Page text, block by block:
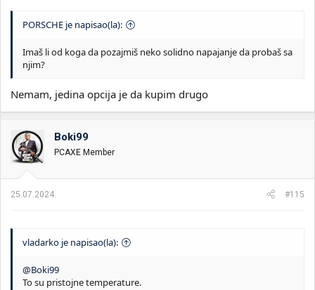
PORSCHE je napisao(la):
Imaš li od koga da pozajmiš neko solidno napajanje da probaš sa
njim?
Nemam, jedina opcija je da kupim drugo
Boki99
PCAXE Member
25.07.2024. #115
vladarko je napisao(la):
@Boki99
To su pristojne temperature.